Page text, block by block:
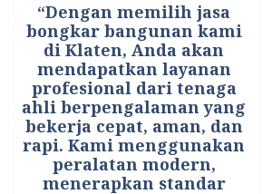
“Dengan memilih jasa
bongkar bangunan kami
di Klaten, Anda akan
mendapatkan layanan
profesional dari tenaga
ahli berpengalaman yang
bekerja cepat, aman, dan
rapi. Kami menggunakan
peralatan modern,
menerapkan standar